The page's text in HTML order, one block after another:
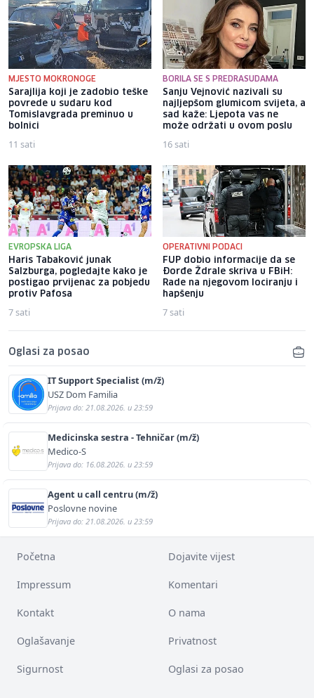
MJESTO MOKRONOGE
Sarajlija koji je zadobio teške
povrede u sudaru kod
Tomislavgrada preminuo u
bolnici
11 sati
BORILA SE S PREDRASUDAMA
Sanju Vejnović nazivali su
najljepšom glumicom svijeta, a
sad kaže: Ljepota vas ne
može održati u ovom poslu
16 sati
EVROPSKA LIGA
Haris Tabaković junak
Salzburga, pogledajte kako je
postigao prvijenac za pobjedu
protiv Pafosa
7 sati
OPERATIVNI PODACI
FUP dobio informacije da se
Đorđe Ždrale skriva u FBiH:
Rade na njegovom lociranju i
hapšenju
7 sati
Oglasi za posao
IT Support Specialist (m/ž)
USZ Dom Familia
Prijava do: 21.08.2026. u 23:59
Medicinska sestra - Tehničar (m/ž)
Medico-S
Prijava do: 16.08.2026. u 23:59
Agent u call centru (m/ž)
Poslovne novine
Prijava do: 21.08.2026. u 23:59
Početna Dojavite vijest
Impressum Komentari
Kontakt O nama
Oglašavanje Privatnost
Sigurnost Oglasi za posao